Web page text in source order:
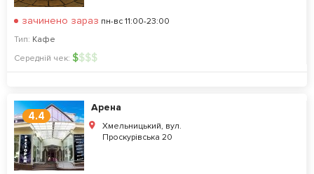
зачинено зараз пн-вс 11:00-23:00
Тип: Кафе
Середній чек: $$$$
4.4
Арена
Хмельницький, вул.
Проскурівська 20